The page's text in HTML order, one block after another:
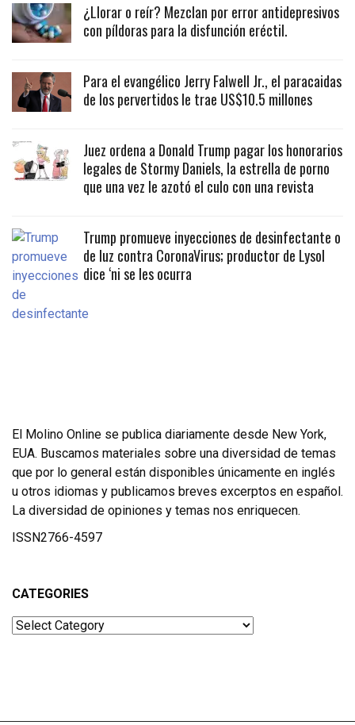
¿Llorar o reír? Mezclan por error antidepresivos
con píldoras para la disfunción eréctil.
Para el evangélico Jerry Falwell Jr., el paracaidas
de los pervertidos le trae US$10.5 millones
Juez ordena a Donald Trump pagar los honorarios
legales de Stormy Daniels, la estrella de porno
que una vez le azotó el culo con una revista
Trump promueve inyecciones de desinfectante o
de luz contra CoronaVirus; productor de Lysol
dice ‘ni se les ocurra
El Molino Online se publica diariamente desde New York,
EUA. Buscamos materiales sobre una diversidad de temas
que por lo general están disponibles únicamente en inglés
u otros idiomas y publicamos breves excerptos en español.
La diversidad de opiniones y temas nos enriquecen.
ISSN2766-4597
CATEGORIES
Categories